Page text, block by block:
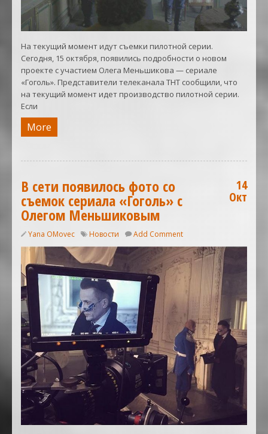
На текущий момент идут съемки пилотной серии.
Сегодня, 15 октября, появились подробности о новом
проекте с участием Олега Меньшикова — сериале
«Гоголь». Представители телеканала ТНТ сообщили, что
на текущий момент идет производство пилотной серии.
Если
More
В сети появилось фото со
съемок сериала «Гоголь» с
Олегом Меньшиковым
Yana OMovec Новости Add Comment
14
Окт